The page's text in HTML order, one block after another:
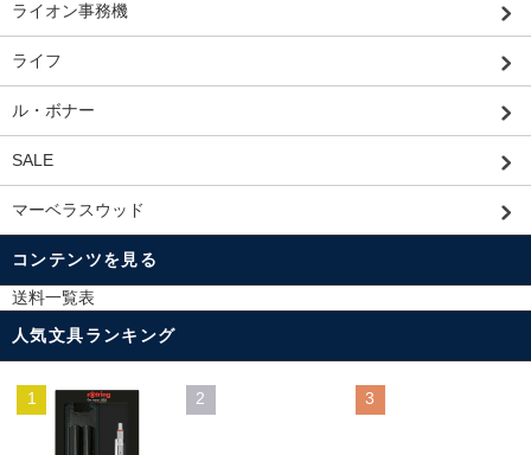
ライオン事務機
ライフ
ル・ボナー
SALE
マーベラスウッド
コンテンツを見る
送料一覧表
人気文具ランキング
1 2 3